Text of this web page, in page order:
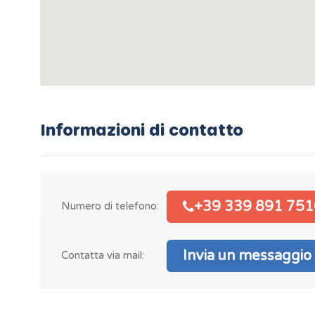
Informazioni di contatto
Numero di telefono: +39 339 891
Contatta via mail: Invia un messaggio